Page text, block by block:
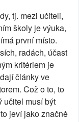
tj. mezi učiteli,
školy je výuka,
první místo.
radách, účast
kritériem je
články ve
Což o to, to
učitel musí být
jeví jako značně